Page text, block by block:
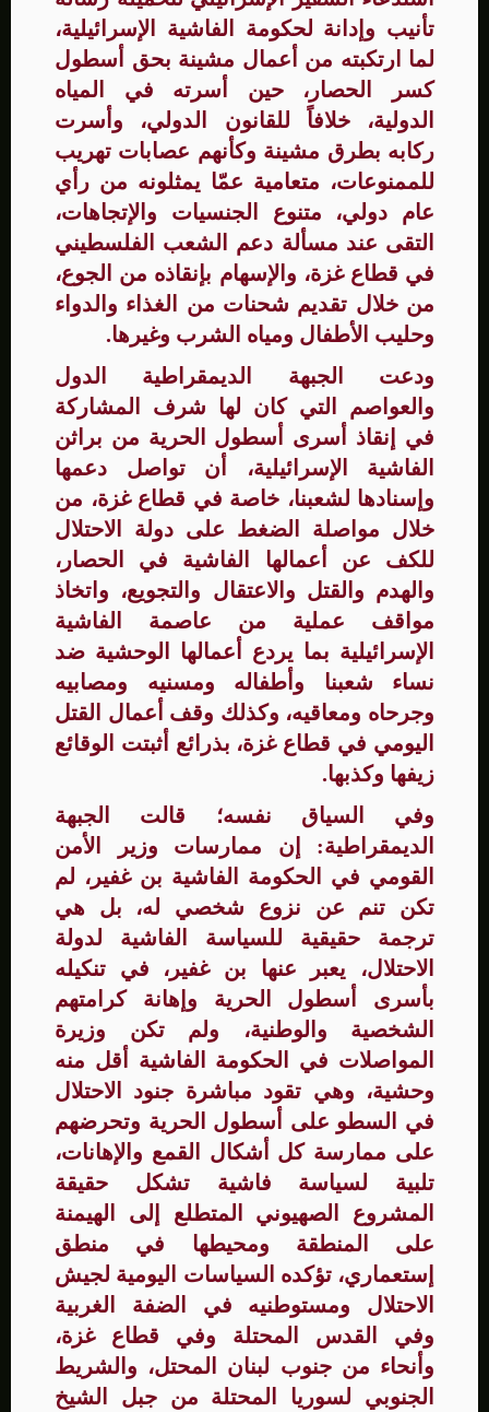
تأنيب وإدانة لحكومة الفاشية الإسرائيلية،
لما ارتكبته من أعمال مشينة بحق أسطول
كسر الحصار، حين أسرته في المياه
الدولية، خلافاً للقانون الدولي، وأسرت
ركابه بطرق مشينة وكأنهم عصابات تهريب
للممنوعات، متعامية عمّا يمثلونه من رأي
عام دولي، متنوع الجنسيات والإتجاهات،
التقى عند مسألة دعم الشعب الفلسطيني
في قطاع غزة، والإسهام بإنقاذه من الجوع،
من خلال تقديم شحنات من الغذاء والدواء
وحليب الأطفال ومياه الشرب وغيرها.
ودعت الجبهة الديمقراطية الدول
والعواصم التي كان لها شرف المشاركة
في إنقاذ أسرى أسطول الحرية من براثن
الفاشية الإسرائيلية، أن تواصل دعمها
وإسنادها لشعبنا، خاصة في قطاع غزة، من
خلال مواصلة الضغط على دولة الاحتلال
للكف عن أعمالها الفاشية في الحصار،
والهدم والقتل والاعتقال والتجويع، واتخاذ
مواقف عملية من عاصمة الفاشية
الإسرائيلية بما يردع أعمالها الوحشية ضد
نساء شعبنا وأطفاله ومسنيه ومصابيه
وجرحاه ومعاقيه، وكذلك وقف أعمال القتل
اليومي في قطاع غزة، بذرائع أثبتت الوقائع
زيفها وكذبها.
وفي السياق نفسه؛ قالت الجبهة
الديمقراطية: إن ممارسات وزير الأمن
القومي في الحكومة الفاشية بن غفير، لم
تكن تنم عن نزوع شخصي له، بل هي
ترجمة حقيقية للسياسة الفاشية لدولة
الاحتلال، يعبر عنها بن غفير، في تنكيله
بأسرى أسطول الحرية وإهانة كرامتهم
الشخصية والوطنية، ولم تكن وزيرة
المواصلات في الحكومة الفاشية أقل منه
وحشية، وهي تقود مباشرة جنود الاحتلال
في السطو على أسطول الحرية وتحرضهم
على ممارسة كل أشكال القمع والإهانات،
تلبية لسياسة فاشية تشكل حقيقة
المشروع الصهيوني المتطلع إلى الهيمنة
على المنطقة ومحيطها في منطق
إستعماري، تؤكده السياسات اليومية لجيش
الاحتلال ومستوطنيه في الضفة الغربية
وفي القدس المحتلة وفي قطاع غزة،
وأنحاء من جنوب لبنان المحتل، والشريط
الجنوبي لسوريا المحتلة من جبل الشيخ